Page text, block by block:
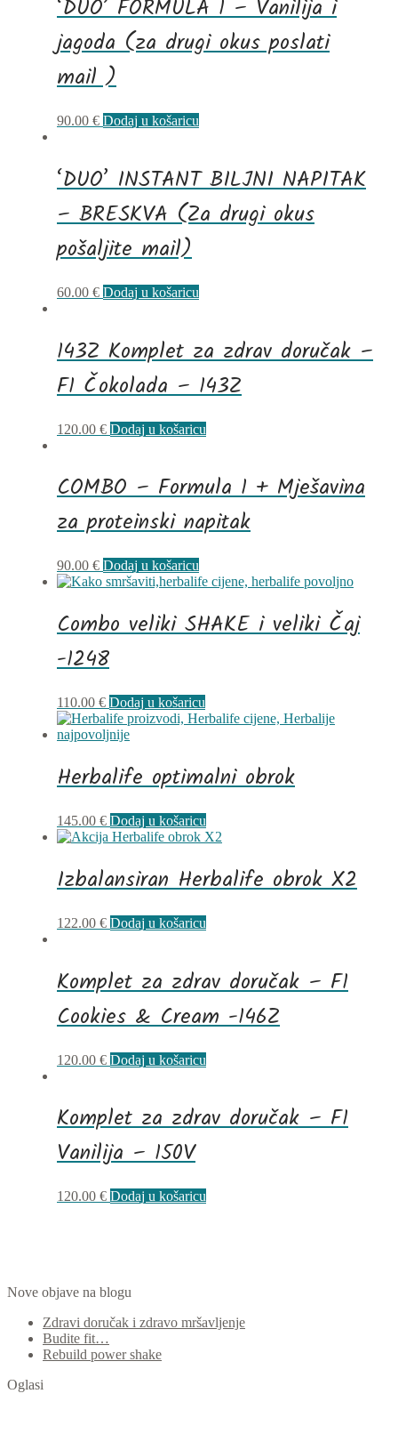
‘DUO’ FORMULA 1 – Vanilija i
jagoda (za drugi okus poslati
mail )
90.00 € Dodaj u košaricu
‘DUO’ INSTANT BILJNI NAPITAK
– BRESKVA (Za drugi okus
pošaljite mail)
60.00 € Dodaj u košaricu
143Z Komplet za zdrav doručak –
F1 Čokolada – 143Z
120.00 € Dodaj u košaricu
COMBO – Formula 1 + Mješavina
za proteinski napitak
90.00 € Dodaj u košaricu
Combo veliki SHAKE i veliki Čaj
-1248
110.00 € Dodaj u košaricu
Herbalife optimalni obrok
145.00 € Dodaj u košaricu
Izbalansiran Herbalife obrok X2
122.00 € Dodaj u košaricu
Komplet za zdrav doručak – F1
Cookies & Cream -146Z
120.00 € Dodaj u košaricu
Komplet za zdrav doručak – F1
Vanilija – 150V
120.00 € Dodaj u košaricu
Nove objave na blogu
Zdravi doručak i zdravo mršavljenje
Budite fit…
Rebuild power shake
Oglasi